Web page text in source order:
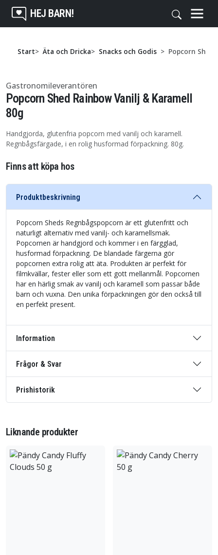
HEJ BARN!
Start Äta och Dricka Snacks och Godis Popcorn Shed
Gastronomileverantören
Popcorn Shed Rainbow Vanilj & Karamell
80g
Handgjorda, glutenfria popcorn med vanilj och karamell.
Regnbågsfärgade, i en rolig husformad förpackning. 80g.
Finns att köpa hos
Produktbeskrivning
Popcorn Sheds Regnbågspopcorn är ett glutenfritt och
naturligt alternativ med vanilj- och karamellsmak.
Popcornen är handgjord och kommer i en färgglad,
husformad förpackning. De blandade färgerna gör
popcornen extra rolig att äta. Produkten är perfekt för
filmkvällar, fester eller som ett gott mellanmål. Popcornen
har en härlig smak av vanilj och karamell som passar både
barn och vuxna. Den unika förpackningen gör den också till
en perfekt present.
Information
Frågor & Svar
Prishistorik
Liknande produkter